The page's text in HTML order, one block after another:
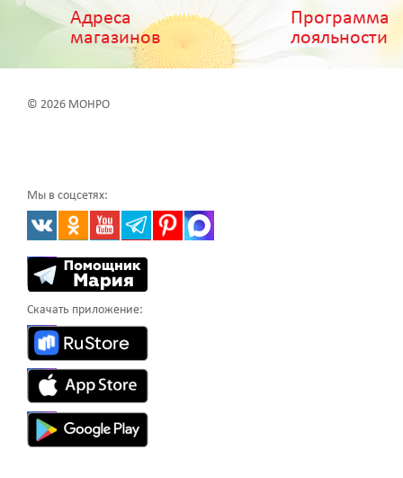
Адреса
магазинов
Программа
лояльности
© 2026 МОНРО
Мы в соцсетях:
Скачать приложение: